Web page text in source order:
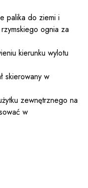
palika do ziemi i
ognia za
kierunku wylotu
skierowany w
zewnętrznego na
w